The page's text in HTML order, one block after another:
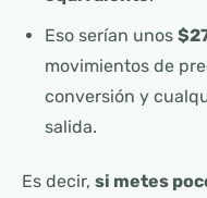
Eso serían unos
movimientos de
conversión y
salida.
Es decir, si metes